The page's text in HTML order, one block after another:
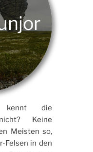
kennt die
Keine
Meisten so,
Felsen in den